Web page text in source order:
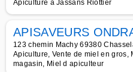
Apiculture à Jassans Riottier
APISAVEURS
123 chemin Machy 69380
Apiculture, Vente de miel en gros,
magasin, Miel d apiculteur